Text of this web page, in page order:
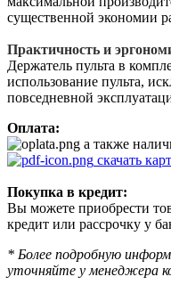
существенной экономии
Практичность и
Держатель пульта в
использование пульта,
повседневной
Оплата:
а также
скачать
Покупка в кредит:
Вы можете приобрести
кредит или рассрочку у
* Более подробную
уточняйте у менеджера